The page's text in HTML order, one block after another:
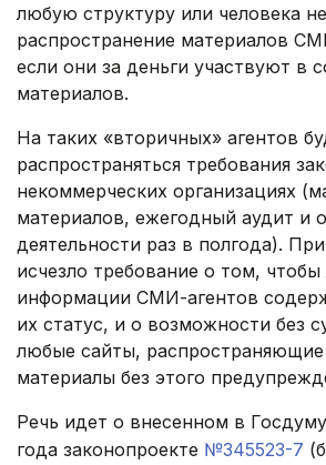
любую структуру или человека
распространение материалов
если они за деньги участвуют в
материалов.
На таких «вторичных» агентов
распространяться требования
некоммерческих организациях
материалов, ежегодный аудит и
деятельности раз в полгода).
исчезло требование о том,
информации СМИ-агентов
их статус, и о возможности без
любые сайты, распространяющие
материалы без этого
Речь идет о внесенном в
года законопроекте №345523-7